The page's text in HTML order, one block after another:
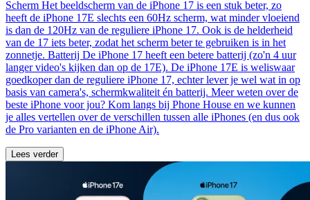
Scherm Het beeldscherm van de iPhone 17 is een stuk beter, zo
heeft de iPhone 17E slechts een 60Hz scherm, wat minder vloeiend
is dan de 120Hz van de reguliere iPhone 17. Ook is de helderheid
van de 17 iets beter, zodat het scherm beter te gebruiken is in het
zonnetje. Batterij De iPhone 17 heeft een betere batterij (zo'n 4 uur
langer video's kijken dan op de 17E). De iPhone 17E is weliswaar
goedkoper dan de reguliere iPhone 17, echter lever je wel wat in op
basis van camera's, schermkwaliteit én batterij. Meer weten over de
beste iPhone voor jou? Kom langs bij Phone House en we kunnen
je alles vertellen over de verschillen tussen alle iPhones (en dus ook
de Pro varianten en de iPhone Air).
Lees verder